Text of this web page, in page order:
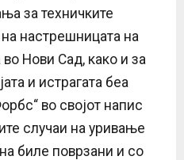
за техничките
настрешницата на
Нови Сад, како и за
и истрагата беа
во својот напис
случаи на уривање
биле поврзани и со